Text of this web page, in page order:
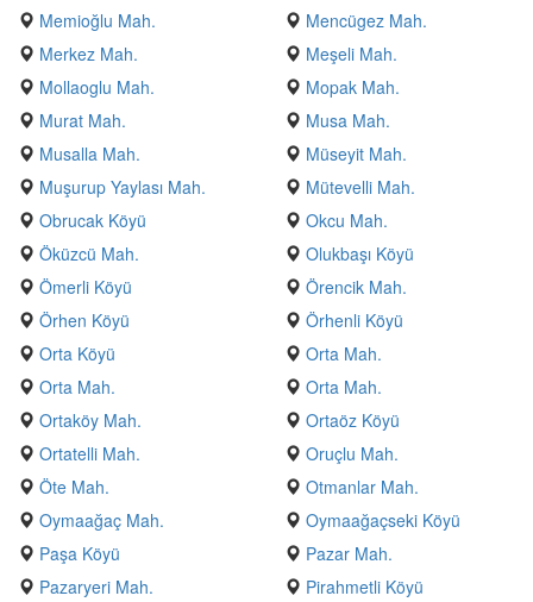
Memioğlu Mah.
Mencügez Mah.
Merkez Mah.
Meşeli Mah.
Mollaoglu Mah.
Mopak Mah.
Murat Mah.
Musa Mah.
Musalla Mah.
Müseyit Mah.
Muşurup Yaylası Mah.
Mütevelli Mah.
Obrucak Köyü
Okcu Mah.
Öküzcü Mah.
Olukbaşı Köyü
Ömerli Köyü
Örencik Mah.
Örhen Köyü
Örhenli Köyü
Orta Köyü
Orta Mah.
Orta Mah.
Orta Mah.
Ortaköy Mah.
Ortaöz Köyü
Ortatelli Mah.
Oruçlu Mah.
Öte Mah.
Otmanlar Mah.
Oymaağaç Mah.
Oymaağaçseki Köyü
Paşa Köyü
Pazar Mah.
Pazaryeri Mah.
Pirahmetli Köyü